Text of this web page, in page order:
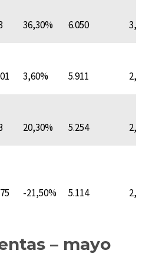
36,30% 6.050
3,60% 5.911
20,30% 5.254
-21,50% 5.114
– mayo